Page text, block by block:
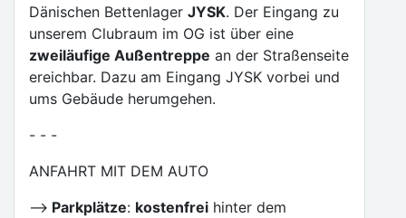
Dänischen Bettenlager JYSK. Der Eingang zu
unserem Clubraum im OG ist über eine
zweiläufige Außentreppe an der Straßenseite
ereichbar. Dazu am Eingang JYSK vorbei und
ums Gebäude herumgehen.
- - -
ANFAHRT MIT DEM AUTO
--> Parkplätze: kostenfrei hinter dem